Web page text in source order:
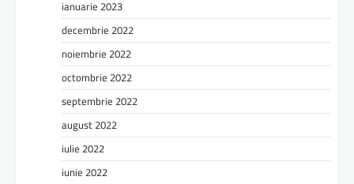
ianuarie 2023
decembrie 2022
noiembrie 2022
octombrie 2022
septembrie 2022
august 2022
iulie 2022
iunie 2022